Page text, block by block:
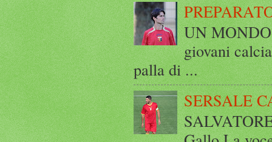
UN
giovani
palla di ...
SERSALE